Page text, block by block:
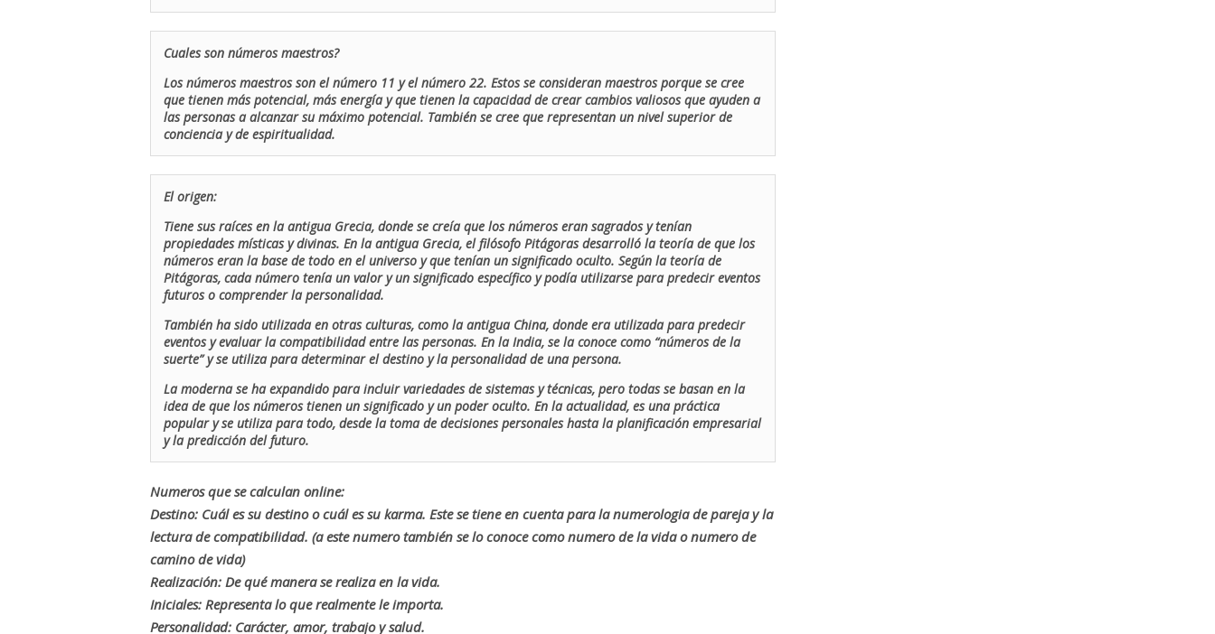
Cuales son números maestros?
Los números maestros son el número 11 y el número 22. Estos se consideran maestros porque se cree
que tienen más potencial, más energía y que tienen la capacidad de crear cambios valiosos que ayuden a
las personas a alcanzar su máximo potencial. También se cree que representan un nivel superior de
conciencia y de espiritualidad.
El origen:
Tiene sus raíces en la antigua Grecia, donde se creía que los números eran sagrados y tenían
propiedades místicas y divinas. En la antigua Grecia, el filósofo Pitágoras desarrolló la teoría de que los
números eran la base de todo en el universo y que tenían un significado oculto. Según la teoría de
Pitágoras, cada número tenía un valor y un significado específico y podía utilizarse para predecir eventos
futuros o comprender la personalidad.
También ha sido utilizada en otras culturas, como la antigua China, donde era utilizada para predecir
eventos y evaluar la compatibilidad entre las personas. En la India, se la conoce como “números de la
suerte” y se utiliza para determinar el destino y la personalidad de una persona.
La moderna se ha expandido para incluir variedades de sistemas y técnicas, pero todas se basan en la
idea de que los números tienen un significado y un poder oculto. En la actualidad, es una práctica
popular y se utiliza para todo, desde la toma de decisiones personales hasta la planificación empresarial
y la predicción del futuro.
Numeros que se calculan online:
Destino: Cuál es su destino o cuál es su karma. Este se tiene en cuenta para la numerologia de pareja y la
lectura de compatibilidad. (a este numero también se lo conoce como numero de la vida o numero de
camino de vida)
Realización: De qué manera se realiza en la vida.
Iniciales: Representa lo que realmente le importa.
Personalidad: Carácter, amor, trabajo y salud.